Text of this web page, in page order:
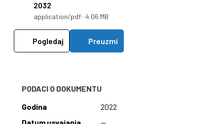
2032
application/pdf · 4.06 MB
Pogledaj Preuzmi
PODACI O DOKUMENTU
Godina
2022